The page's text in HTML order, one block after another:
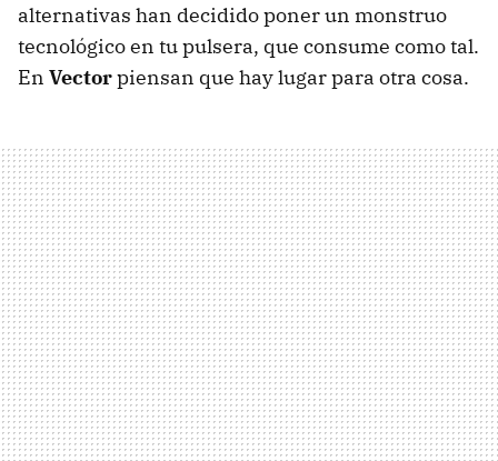
alternativas han decidido poner un monstruo
tecnológico en tu pulsera, que consume como tal.
En Vectorpiensan que hay lugar para otra cosa.